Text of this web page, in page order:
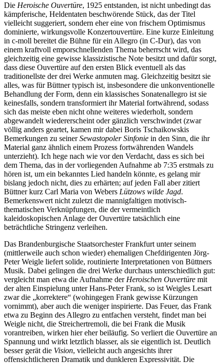
Die Heroische Ouvertüre, 1925 entstanden, ist nicht unbedingt das
kämpferische, Heldentaten beschwörende Stück, das der Titel
vielleicht suggeriert, sondern eher eine von frischem Optimismus
dominierte, wirkungsvolle Konzertouvertüre. Eine kurze Einleitung
in c-moll bereitet die Bühne für ein Allegro (in C-Dur), das von
einem kraftvoll emporschnellenden Thema beherrscht wird, das
gleichzeitig eine gewisse klassizistische Note besitzt und dafür sorgt,
dass diese Ouvertüre auf den ersten Blick eventuell als das
traditionellste der drei Werke anmuten mag. Gleichzeitig besitzt sie
alles, was für Büttner typisch ist, insbesondere die unkonventionelle
Behandlung der Form, denn ein klassisches Sonatenallegro ist sie
keinesfalls, sondern transformiert ihr Material fortwährend, sodass
sich das meiste eben nicht ohne weiteres wiederholt, sondern
abgewandelt wiedererscheint oder gänzlich verschwindet (zwar
völlig anders geartet, kamen mir dabei Boris Tschaikowskis
Bemerkungen zu seinerSewastopoler Sinfonie in den Sinn, die ihr
Material ganz ähnlich einem Prozess fortwährenden Wandels
unterzieht). Ich hege nach wie vor den Verdacht, dass es sich bei
dem Thema, das in der vorliegenden Aufnahme ab 7:35 erstmals zu
hören ist, um ein bekanntes Lied handeln könnte, es gelang mir
bislang jedoch nicht, dies zu erhärten; auf jeden Fall aber zitiert
Büttner kurz Carl Maria von Webers Lützows wilde Jagd.
Bemerkenswert nicht zuletzt die mannigfaltigen motivisch-
thematischen Verknüpfungen, die der vermeintlich
kaleidoskopischen Anlage der Ouvertüre tatsächlich eine
beträchtliche Stringenz verleihen.
Das Brandenburgische Staatsorchester Frankfurt unter seinem
(mittlerweile auch schon wieder) ehemaligen Chefdirigenten Jörg-
Peter Weigle liefert solide, routinierte Interpretationen von Büttners
Musik. Dabei gelingen die drei Werke durchaus unterschiedlich gut:
vergleicht man etwa die Aufnahme der Heroischen Ouvertüre mit
der alten Einspielung unter Hans-Peter Frank, so ist Weigles Lesart
zwar die „korrektere“ (wohingegen Frank gewisse Kürzungen
vornimmt), aber auch die weniger inspirierte. Das Feuer, das Frank
etwa zu Beginn des Allegro zu entfachen versteht, findet man bei
Weigle nicht, die Streichertremoli, die bei Frank die Musik
vorantreiben, wirken hier eher beiläufig. So verliert die Ouvertüre an
Spannung und wirkt letztlich blasser, als sie eigentlich ist. Deutlich
besser gerät die Vision, vielleicht auch angesichts ihrer
offensichtlicheren Dramatik und dunkleren Expressivität. Die